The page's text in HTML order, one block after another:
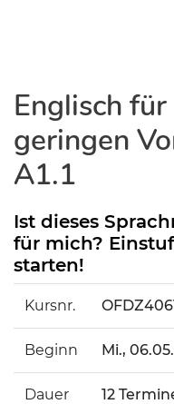
Englisch
geringen
A1.1
Ist dieses
für mich?
starten!
Kursnr.
Beginn Mi.,
Dauer 12